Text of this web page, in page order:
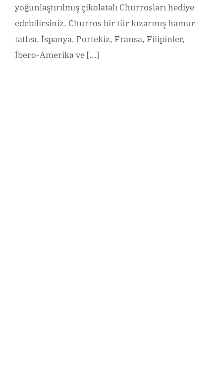
yoğunlaştırılmış çikolatalı Churrosları hediye
edebilirsiniz. Churros bir tür kızarmış hamur
tatlısı. İspanya, Portekiz, Fransa, Filipinler,
İbero-Amerika ve [...]